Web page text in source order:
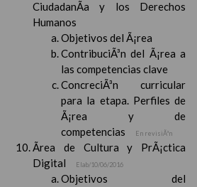
CiudadanÃ­a y los Derechos
Humanos
Objetivos del Ã¡rea
ContribuciÃ³n del Ã¡rea a
las competencias clave
ConcreciÃ³n curricular
para la etapa. Perfiles de
Ã¡rea y de
competencias
En revisiÃ³n
Ãrea de Cultura y PrÃ¡ctica
Digital
Elab/10/06/2016
Objetivos del